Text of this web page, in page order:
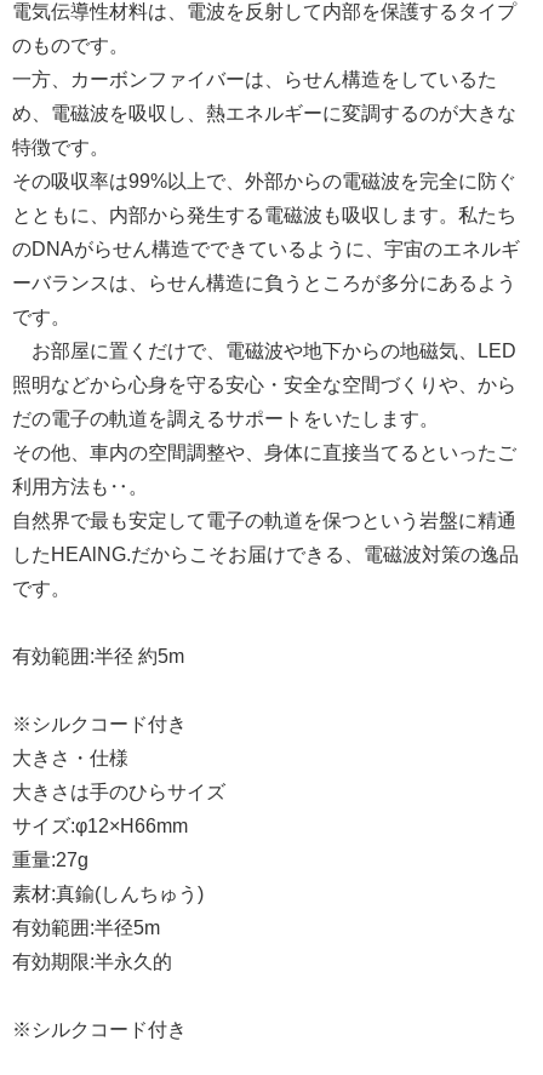
電気伝導性材料は、電波を反射して内部を保護するタイプ
のものです。
一方、カーボンファイバーは、らせん構造をしているた
め、電磁波を吸収し、熱エネルギーに変調するのが大きな
特徴です。
その吸収率は99%以上で、外部からの電磁波を完全に防ぐ
とともに、内部から発生する電磁波も吸収します。私たち
のDNAがらせん構造でできているように、宇宙のエネルギ
ーバランスは、らせん構造に負うところが多分にあるよう
です。
お部屋に置くだけで、電磁波や地下からの地磁気、LED
照明などから心身を守る安心・安全な空間づくりや、から
だの電子の軌道を調えるサポートをいたします。
その他、車内の空間調整や、身体に直接当てるといったご
利用方法も‥。
自然界で最も安定して電子の軌道を保つという岩盤に精通
したHEAlNG.だからこそお届けできる、電磁波対策の逸品
です。
有効範囲:半径 約5m
※シルクコード付き
大きさ・仕様
大きさは手のひらサイズ
サイズ:φ12×H66mm
重量:27g
素材:真鍮(しんちゅう)
有効範囲:半径5m
有効期限:半永久的
※シルクコード付き